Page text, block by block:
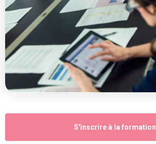
S'inscrire à la formation